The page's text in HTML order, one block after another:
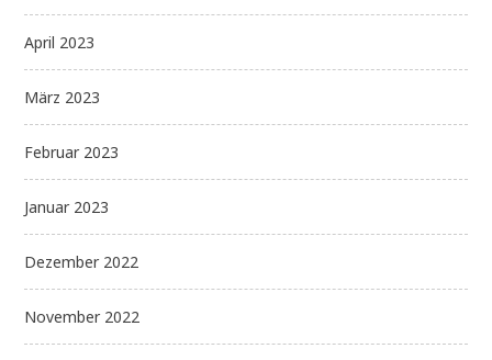
April 2023
März 2023
Februar 2023
Januar 2023
Dezember 2022
November 2022